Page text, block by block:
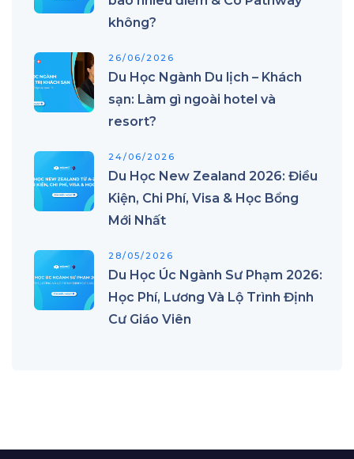
không?
26/06/2026
Du Học Ngành Du lịch – Khách
sạn: Làm gì ngoài hotel và
resort?
24/06/2026
Du Học New Zealand 2026: Điều
Kiện, Chi Phí, Visa & Học Bổng
Mới Nhất
28/05/2026
Du Học Úc Ngành Sư Phạm 2026:
Học Phí, Lương Và Lộ Trình Định
Cư Giáo Viên